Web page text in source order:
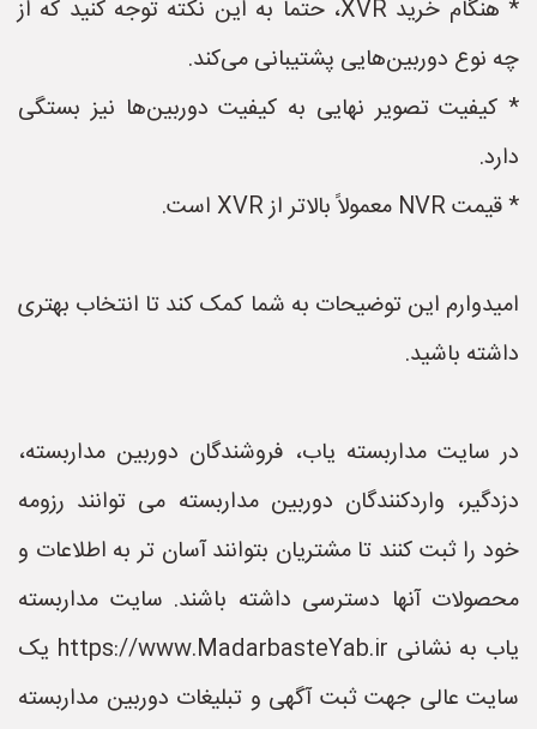
* هنگام خرید XVR، حتماً به این نکته توجه کنید که از
چه نوع دوربین‌هایی پشتیبانی می‌کند.
* کیفیت تصویر نهایی به کیفیت دوربین‌ها نیز بستگی
دارد.
* قیمت NVR معمولاً بالاتر از XVR است.
امیدوارم این توضیحات به شما کمک کند تا انتخاب بهتری
داشته باشید.
در سایت مداربسته یاب، فروشندگان دوربین مداربسته،
دزدگیر، واردکنندگان دوربین مداربسته می توانند رزومه
خود را ثبت کنند تا مشتریان بتوانند آسان تر به اطلاعات و
محصولات آنها دسترسی داشته باشند. سایت مداربسته
یاب به نشانی https://www.MadarbasteYab.ir یک
سایت عالی جهت ثبت آگهی و تبلیغات دوربین مداربسته